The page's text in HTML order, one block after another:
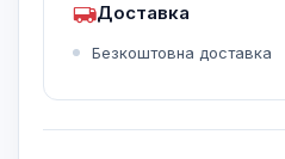
Доставка
Безкоштовна доставка